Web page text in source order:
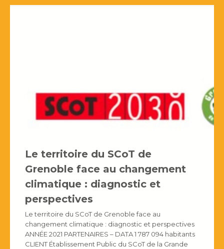
Le territoire du SCoT de
Grenoble face au changement
climatique : diagnostic et
perspectives
Le territoire du SCoT de Grenoble face au
changement climatique : diagnostic et perspectives
ANNÉE 2021 PARTENAIRES – DATA 1 787 094 habitants
CLIENT Établissement Public du SCoT de la Grande